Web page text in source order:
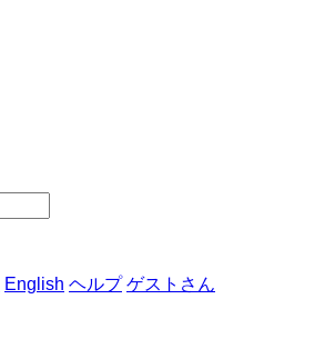
English ヘルプ ゲストさん